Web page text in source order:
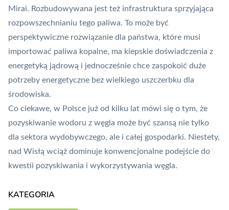
Mirai. Rozbudowywana jest też infrastruktura sprzyjająca
rozpowszechnianiu tego paliwa. To może być
perspektywiczne rozwiązanie dla państwa, które musi
importować paliwa kopalne, ma kiepskie doświadczenia z
energetyką jądrową i jednocześnie chce zaspokoić duże
potrzeby energetyczne bez wielkiego uszczerbku dla
środowiska.
Co ciekawe, w Polsce już od kilku lat mówi się o tym, że
pozyskiwanie wodoru z węgla może być szansą nie tylko
dla sektora wydobywczego, ale i całej gospodarki. Niestety,
nad Wisłą wciąż dominuje konwencjonalne podejście do
kwestii pozyskiwania i wykorzystywania węgla.
KATEGORIA